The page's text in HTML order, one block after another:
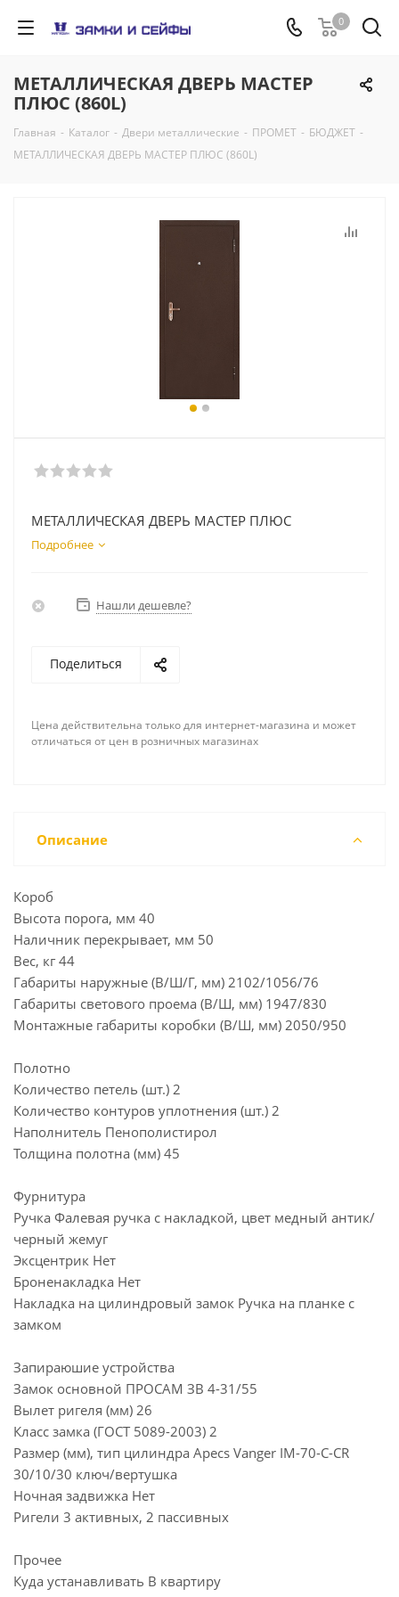
0
МЕТАЛЛИЧЕСКАЯ ДВЕРЬ МАСТЕР
ПЛЮС (860L)
Главная - Каталог - Двери металлические - ПРОМЕТ - БЮДЖЕТ -
МЕТАЛЛИЧЕСКАЯ ДВЕРЬ МАСТЕР ПЛЮС (860L)
МЕТАЛЛИЧЕСКАЯ ДВЕРЬ МАСТЕР ПЛЮС
Подробнее
Нашли дешевле?
Поделиться
Цена действительна только для интернет-магазина и может
отличаться от цен в розничных магазинах
Описание
Короб
Высота порога, мм 40
Наличник перекрывает, мм 50
Вес, кг 44
Габариты наружные (В/Ш/Г, мм) 2102/1056/76
Габариты светового проема (В/Ш, мм) 1947/830
Монтажные габариты коробки (В/Ш, мм) 2050/950
Полотно
Количество петель (шт.) 2
Количество контуров уплотнения (шт.) 2
Наполнитель Пенополистирол
Толщина полотна (мм) 45
Фурнитура
Ручка Фалевая ручка с накладкой, цвет медный антик/
черный жемуг
Эксцентрик Нет
Броненакладка Нет
Накладка на цилиндровый замок Ручка на планке с
замком
Запираюшие устройства
Замок основной ПРОСАМ ЗВ 4-31/55
Вылет ригеля (мм) 26
Класс замка (ГОСТ 5089-2003) 2
Размер (мм), тип цилиндра Apecs Vanger IM-70-C-CR
30/10/30 ключ/вертушка
Ночная задвижка Нет
Ригели 3 активных, 2 пассивных
Прочее
Куда устанавливать В квартиру